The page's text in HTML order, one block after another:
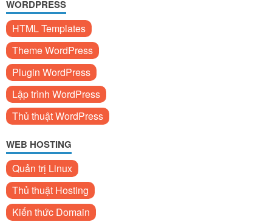
WORDPRESS
HTML Templates
Theme WordPress
Plugin WordPress
Lập trình WordPress
Thủ thuật WordPress
WEB HOSTING
Quản trị Linux
Thủ thuật Hosting
Kiến thức Domain